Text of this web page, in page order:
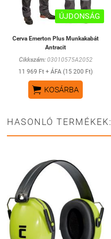
ÚJDONSÁG
Cerva Emerton Plus Munkakabát
Antracit
Cikkszám:03010575A2052
11 969 Ft + ÁFA (15 200 Ft)
 KOSÁRBA
HASONLÓ TERMÉKEK: